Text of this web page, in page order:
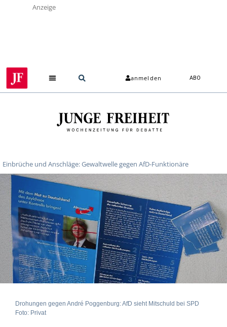
Anzeige
anmelden ABO
Einbrüche und Anschläge: Gewaltwelle gegen AfD-Funktionäre
Drohungen gegen André Poggenburg: AfD sieht Mitschuld bei SPD
Foto: Privat